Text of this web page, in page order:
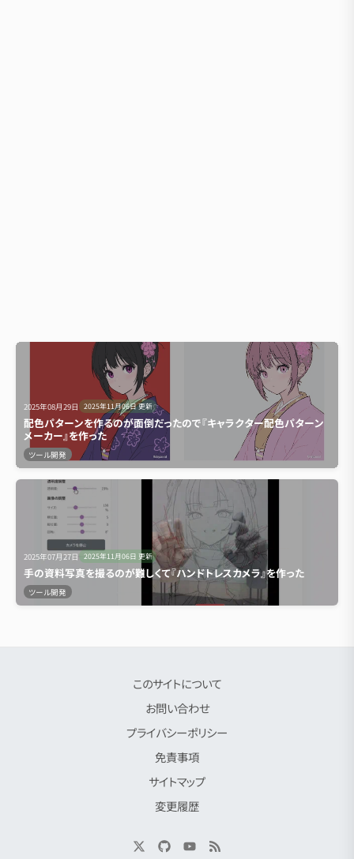
2025年08月29日 2025年11月06日更新
配色パターンを作るのが面倒だったので『キャラクター配色パターン
メーカー』を作った
ツール開発
2025年07月27日 2025年11月06日 更新
手の資料写真を撮るのが難しくて『ハンドトレスカメラ』を作った
ツール開発
このサイトについて
お問い合わせ
プライバシーポリシー
免責事項
サイトマップ
変更履歴